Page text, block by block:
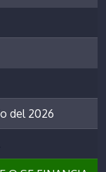
del 2026